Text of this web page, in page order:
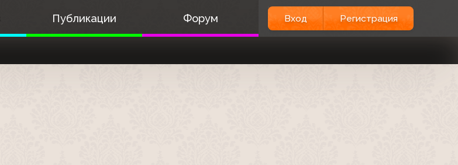
Публикации Форум Вход Регистрация